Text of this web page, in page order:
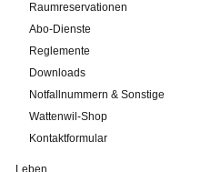
Raumreservationen
Abo-Dienste
Reglemente
Downloads
Notfallnummern & Sonstige
Wattenwil-Shop
Kontaktformular
Leben